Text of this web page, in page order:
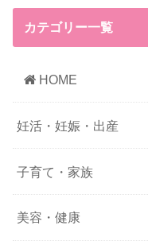
カテゴリー一覧
HOME
妊活・妊娠・出産
子育て・家族
美容・健康